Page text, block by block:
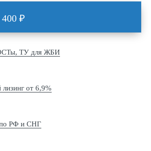
400 ₽
ТУ для ЖБИ
от 6,9%
по РФ и СНГ